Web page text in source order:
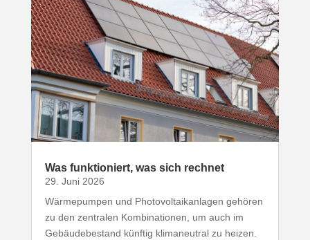
Was funk­tio­niert, was sich rechnet
29. Juni 2026
Wärme­pumpen und Photo­vol­ta­ik­an­lagen gehören
zu den zentralen Kombi­na­tionen, um auch im
Gebäu­de­be­stand künftig klima­neutral zu heizen.